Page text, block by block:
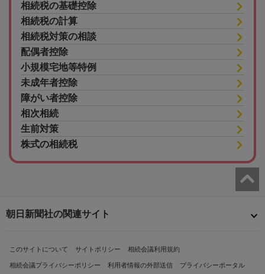
相続税の基礎控除
相続税の計算
相続税対策の相談
配偶者控除
小規模宅地等特例
未成年者控除
障がい者控除
相次相続
生前対策
株式の相続税
朝日新聞社の関連サイト
このサイトについて サイトポリシー 相続会議利用規約
相続会議プライバシーポリシー 利用者情報の外部送信 プライバシーポータル